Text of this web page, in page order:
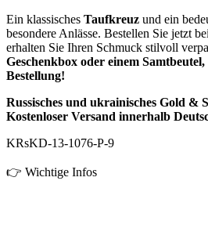
Ein klassisches Taufkreuz und ein
besondere Anlässe. Bestellen Sie jetzt bei
erhalten Sie Ihren Schmuck stilvoll
Geschenkbox oder einem
Bestellung!
Russisches und ukrainisches Gold &
Kostenloser Versand innerhalb
KRsKD-13-1076-P-9
👉 Wichtige Infos